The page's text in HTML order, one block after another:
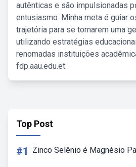
autênticas e são impulsionadas
entusiasmo. Minha meta é guiar
trajetória para se tornarem uma
utilizando estratégias
renomadas instituições
fdp.aau.edu.et.
Top Post
#1 Zinco Selênio é Magnésio